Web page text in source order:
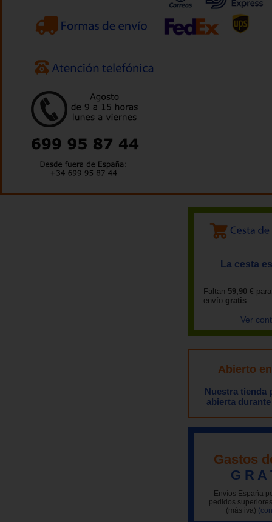
La cesta
Faltan 59,90 €
envío gratis
Ver
Abierto
Nuestra tienda
abierta
Gastos
G R A
Envíos España
pedidos
(más iva)